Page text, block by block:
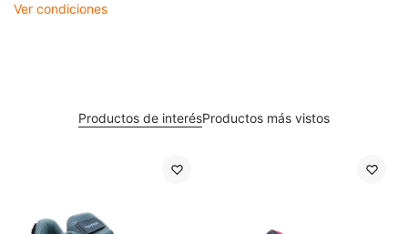
Ver condiciones
Productos de interésProductos más vistos